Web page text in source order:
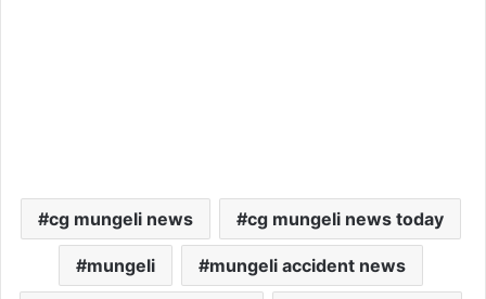
cg mungeli news cg mungeli news today
mungeli mungeli accident news